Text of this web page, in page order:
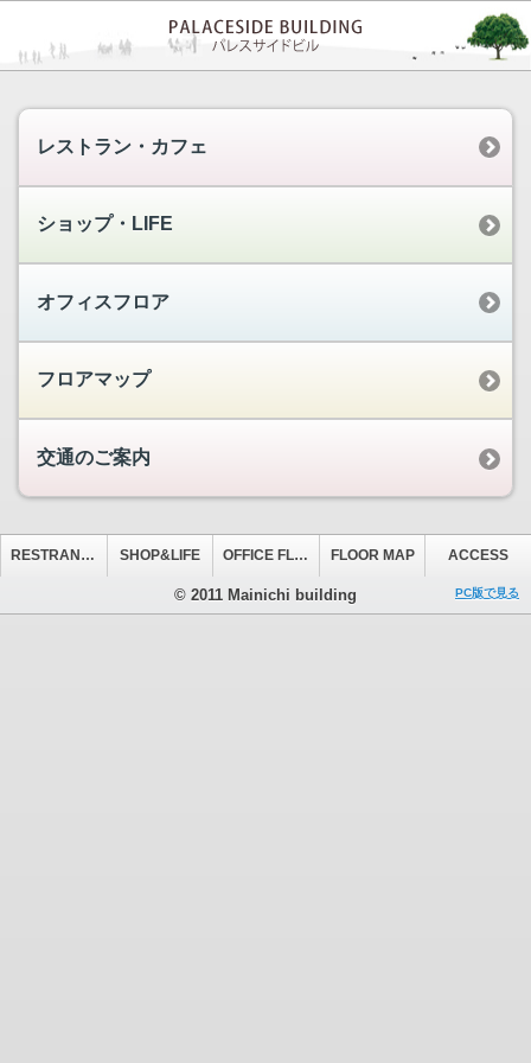
レストラン・カフェ
ショップ・LIFE
オフィスフロア
フロアマップ
交通のご案内
RESTRANT&CAFE SHOP&LIFE OFFICE FLOOR FLOOR MAP ACCESS
© 2011 Mainichi building PC版で見る